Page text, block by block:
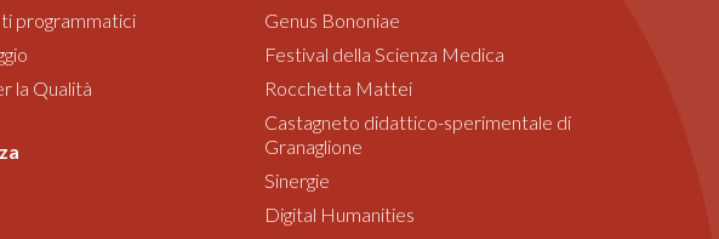
programmatici
la Qualità
Genus Bononiae
Festival della Scienza Medica
Rocchetta Mattei
Castagneto didattico-sperimentale di
Granaglione
Sinergie
Digital Humanities